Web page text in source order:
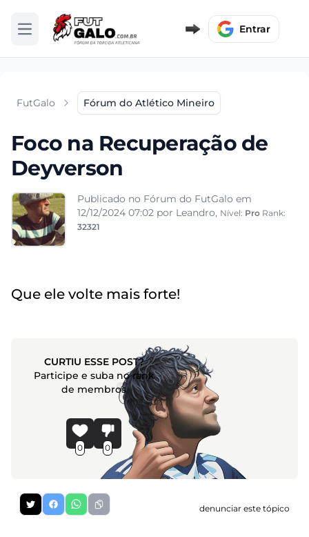
Abrir menu Entrar
FutGalo Fórum do Atlético Mineiro
Foco na Recuperação de
Deyverson
Publicado no Fórum do FutGalo em
12/12/2024 07:02 por Leandro, Nível: Pro Rank:
32321
Que ele volte mais forte!
CURTIU ESSE POST?
Participe e suba no rank
de membros
0 0
denunciar este tópico